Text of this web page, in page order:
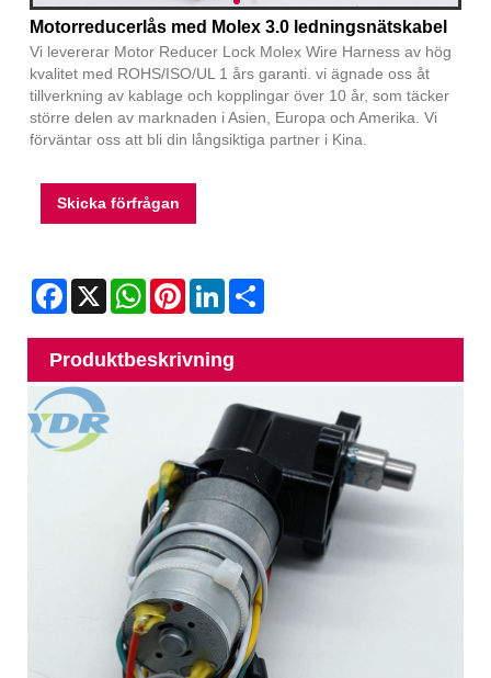
Motorreducerlås med Molex 3.0 ledningsnätskabel
Vi levererar Motor Reducer Lock Molex Wire Harness av hög
kvalitet med ROHS/ISO/UL 1 års garanti. vi ägnade oss åt
tillverkning av kablage och kopplingar över 10 år, som täcker
större delen av marknaden i Asien, Europa och Amerika. Vi
förväntar oss att bli din långsiktiga partner i Kina.
Skicka förfrågan
Facebook
X WhatsAppPinterestLinkedIn
Produktbeskrivning